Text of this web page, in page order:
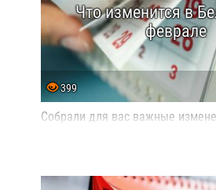
Что изменится в
феврале
399
Собрали для вас важные